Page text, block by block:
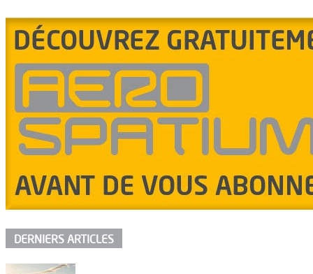
DERNIERS ARTICLES